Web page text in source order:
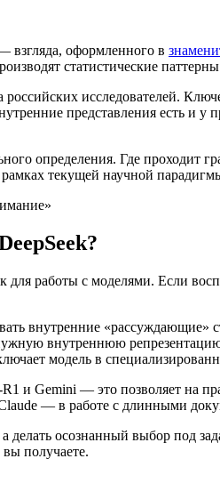
взгляда, оформленного в
статистические
исследователей.
представления есть и
определения. Где
текущей научной
для работы с моделями. Если
внутренние «рассуждающие»
внутреннюю
модель в
и Gemini — это позволяет на
— в работе с длинными
осознанный выбор под
получаете.